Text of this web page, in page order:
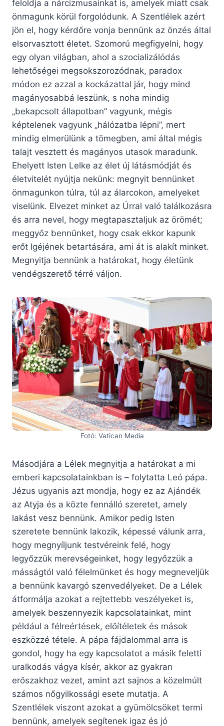
feloldja a nárcizmusainkat is, amelyek miatt csak
önmagunk körül forgolódunk. A Szentlélek azért
jön el, hogy kérdőre vonja bennünk az önzés által
elsorvasztott életet. Szomorú megfigyelni, hogy
egy olyan világban, ahol a szocializálódás
lehetőségei megsokszorozódnak, paradox
módon ez azzal a kockázattal jár, hogy mind
magányosabbá leszünk, s noha mindig
„bekapcsolt állapotban” vagyunk, mégis
képtelenek vagyunk „hálózatba lépni”, mert
mindig elmerülünk a tömegben, ami által mégis
talajt vesztett és magányos utasok maradunk.
Ehelyett Isten Lelke az élet új látásmódját és
életvitelét nyújtja nekünk: megnyit bennünket
önmagunkon túlra, túl az álarcokon, amelyeket
viselünk. Elvezet minket az Úrral való találkozásra
és arra nevel, hogy megtapasztaljuk az örömét;
meggyőz bennünket, hogy csak ekkor kapunk
erőt Igéjének betartására, ami át is alakít minket.
Megnyitja bennünk a határokat, hogy életünk
vendégszerető térré váljon.
Fotó: Vatican Media
Másodjára a Lélek megnyitja a határokat a mi
emberi kapcsolatainkban is – folytatta Leó pápa.
Jézus ugyanis azt mondja, hogy ez az Ajándék
az Atyja és a közte fennálló szeretet, amely
lakást vesz bennünk. Amikor pedig Isten
szeretete bennünk lakozik, képessé válunk arra,
hogy megnyíljunk testvéreink felé, hogy
legyőzzük merevségeinket, hogy legyőzzük a
másságtól való félelmünket és hogy megneveljük
a bennünk kavargó szenvedélyeket. De a Lélek
átformálja azokat a rejtettebb veszélyeket is,
amelyek beszennyezik kapcsolatainkat, mint
például a félreértések, előítéletek és mások
eszközzé tétele. A pápa fájdalommal arra is
gondol, hogy ha egy kapcsolatot a másik feletti
uralkodás vágya kísér, akkor az gyakran
erőszakhoz vezet, amint azt sajnos a közelmúlt
számos nőgyilkossági esete mutatja. A
Szentlélek viszont azokat a gyümölcsöket termi
bennünk, amelyek segítenek igaz és jó